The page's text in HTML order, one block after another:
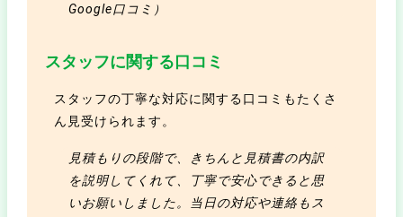
Google口コミ）
スタッフに関する口コミ
スタッフの丁寧な対応に関する口コミもたくさ
ん見受けられます。
見積もりの段階で、きちんと見積書の内訳
を説明してくれて、丁寧で安心できると思
いお願いしました。当日の対応や連絡もス